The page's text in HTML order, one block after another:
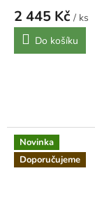
2 445 Kč / ks
Měrná
cena: Do košíku
Novinka
Doporučujeme